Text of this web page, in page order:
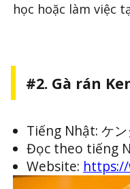
học hoặc làm việc
#2. Gà rán
Tiếng Nhật: ケ
Đọc theo tiếng
Website: